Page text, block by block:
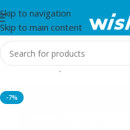
Skip to navigation
Skip to main content
Home/Smartphones
-7%